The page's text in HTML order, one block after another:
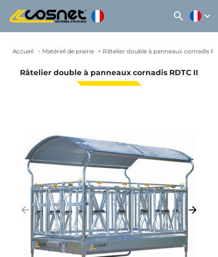
search expand_more
Accueil Matériel de prairie Râtelier double à panneaux cornadis
Râtelier double à panneaux cornadis RDTC II
Précédent
arrow_backward Suivant
arrow_forward